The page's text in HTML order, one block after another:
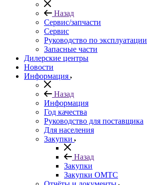
Назад
Сервис/запчасти
Сервис
Руководство по эксплуатации
Запасные части
Дилерские центры
Новости
Информация
Назад
Информация
Год качества
Руководство для поставщика
Для населения
Закупки
Назад
Закупки
Закупки ОМТС